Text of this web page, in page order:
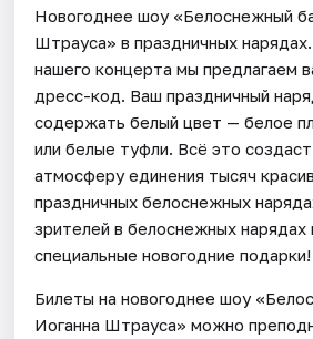
Новогоднее шоу «Белоснежный
Штрауса» в праздничных
нашего концерта мы предлагаем
дресс-код. Ваш праздничный
содержать белый цвет — белое
или белые туфли. Всё это
атмосферу единения тысяч
праздничных белоснежных
зрителей в белоснежных нарядах
специальные новогодние подарки!
Билеты на новогоднее шоу
Иоганна Штрауса» можно